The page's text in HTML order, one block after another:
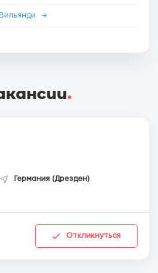
→
.
Германия (Дрезден)
Откликнуться